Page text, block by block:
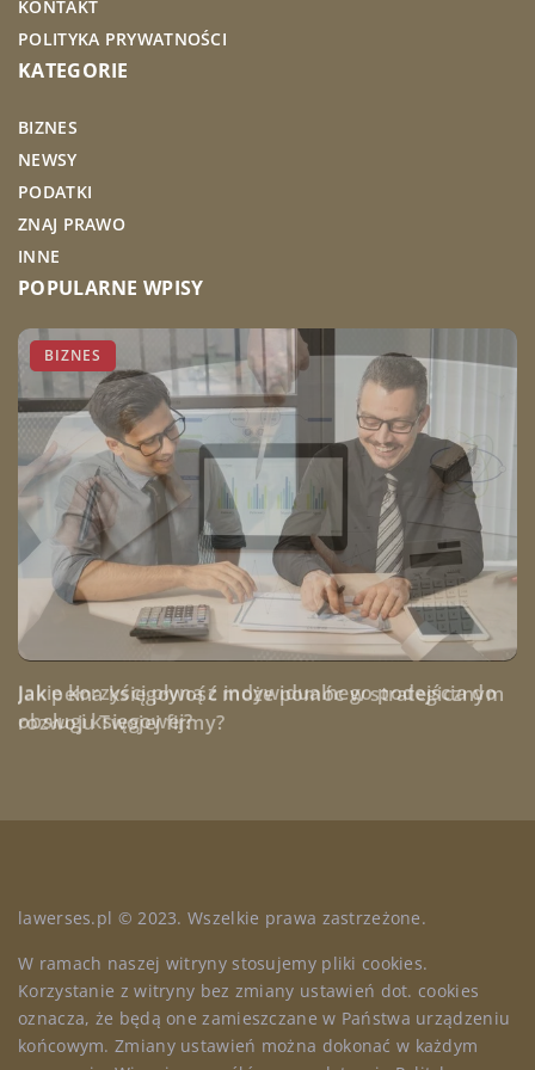
KONTAKT
POLITYKA PRYWATNOŚCI
KATEGORIE
BIZNES
NEWSY
PODATKI
ZNAJ PRAWO
INNE
POPULARNE WPISY
PODATKI
Jak przygotować się do kontroli podatkowej?
BIZNES
Jak pełna księgowość może pomóc w strategicznym
rozwoju Twojej firmy?
BIZNES
Jakie korzyści płyną z indywidualnego podejścia do
obsługi księgowej?
lawerses.pl © 2023. Wszelkie prawa zastrzeżone.
W ramach naszej witryny stosujemy pliki cookies.
Korzystanie z witryny bez zmiany ustawień dot. cookies
oznacza, że będą one zamieszczane w Państwa urządzeniu
końcowym. Zmiany ustawień można dokonać w każdym